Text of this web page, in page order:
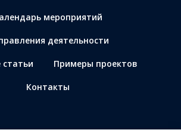
мероприятий
деятельности
Примеры проектов
Контакты